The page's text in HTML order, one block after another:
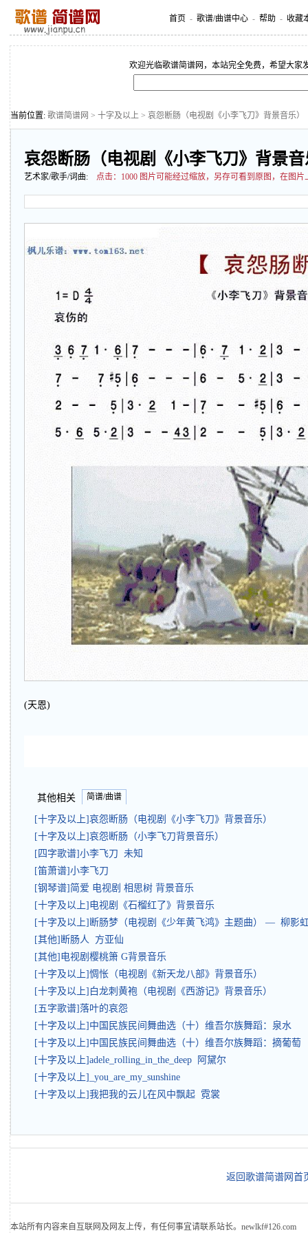
首页 - 歌谱/曲谱中心 - 帮助 - 收藏
欢迎光临歌谱简谱网，本站完全免费，希望大家
当前位置: 歌谱简谱网 > 十字及以上 > 哀怨断肠（电视剧《小李飞刀》背景音乐）
哀怨断肠（电视剧《小李飞刀》背景
艺术家/歌手/词曲: 点击： 1000 图片可能经过缩放，另存可看到原图，在图
(天恩)
其他相关 简谱/曲谱
[十字及以上]哀怨断肠（电视剧《小李飞刀》背景音乐）
[十字及以上]哀怨断肠（小李飞刀背景音乐）
[四字歌谱]小李飞刀 未知
[笛萧谱]小李飞刀
[钢琴谱]简爱 电视剧 相思树 背景音乐
[十字及以上]电视剧《石榴红了》背景音乐
[十字及以上]断肠梦（电视剧《少年黄飞鸿》主题曲） — 柳影
[其他]断肠人 方亚仙
[其他]电视剧樱桃箫 G背景音乐
[十字及以上]惆怅（电视剧《新天龙八部》背景音乐）
[十字及以上]白龙刺黄袍（电视剧《西游记》背景音乐）
[五字歌谱]落叶的哀怨
[十字及以上]中国民族民间舞曲选（十）维吾尔族舞蹈：泉水
[十字及以上]中国民族民间舞曲选（十）维吾尔族舞蹈：摘葡萄
[十字及以上]adele_rolling_in_the_deep 阿黛尔
[十字及以上]_you_are_my_sunshine
[十字及以上]我把我的云儿在风中飘起 霓裳
返回歌谱简谱网首
本站所有内容来自互联网及网友上传，有任何事宜请联系站长。newlkf#126.com